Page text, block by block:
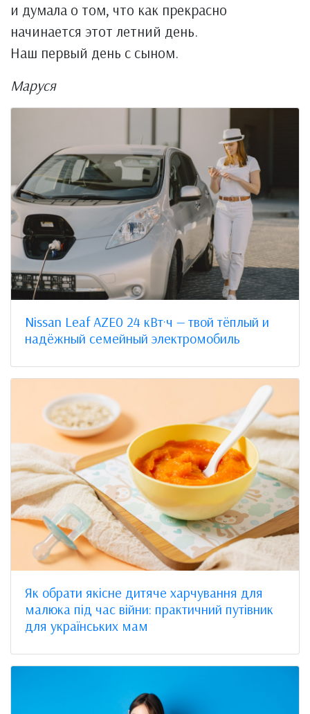
и думала о том, что как прекрасно
начинается этот летний день.
Наш первый день с сыном.
Маруся
Nissan Leaf AZE0 24 кВт·ч — твой тёплый и
надёжный семейный электромобиль
Як обрати якісне дитяче харчування для
малюка під час війни: практичний путівник
для українських мам